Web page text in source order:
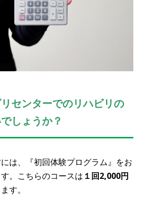
センターでのリハビリの
しょうか？
は、『初回体験プログラム』をお
。こちらのコースは １回2,000円
す。